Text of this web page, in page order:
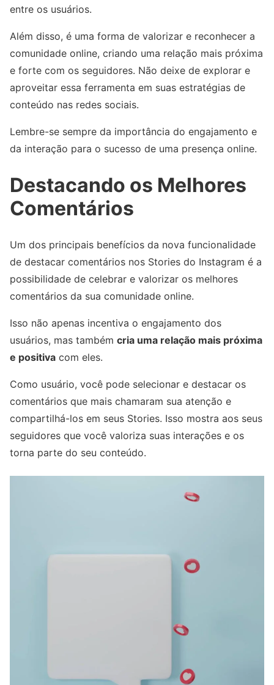
entre os usuários.
Além disso, é uma forma de valorizar e reconhecer a
comunidade online, criando uma relação mais próxima
e forte com os seguidores. Não deixe de explorar e
aproveitar essa ferramenta em suas estratégias de
conteúdo nas redes sociais.
Lembre-se sempre da importância do engajamento e
da interação para o sucesso de uma presença online.
Destacando os Melhores
Comentários
Um dos principais benefícios da nova funcionalidade
de destacar comentários nos Stories do Instagram é a
possibilidade de celebrar e valorizar os melhores
comentários da sua comunidade online.
Isso não apenas incentiva o engajamento dos
usuários, mas também cria uma relação mais próxima
e positiva com eles.
Como usuário, você pode selecionar e destacar os
comentários que mais chamaram sua atenção e
compartilhá-los em seus Stories. Isso mostra aos seus
seguidores que você valoriza suas interações e os
torna parte do seu conteúdo.